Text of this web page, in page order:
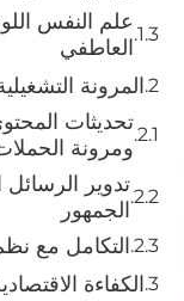
علم النفس
العاطفي
المرونة
تحديثات
ومرونة
تدوير
الجمهور
التكامل مع
الكفاءة